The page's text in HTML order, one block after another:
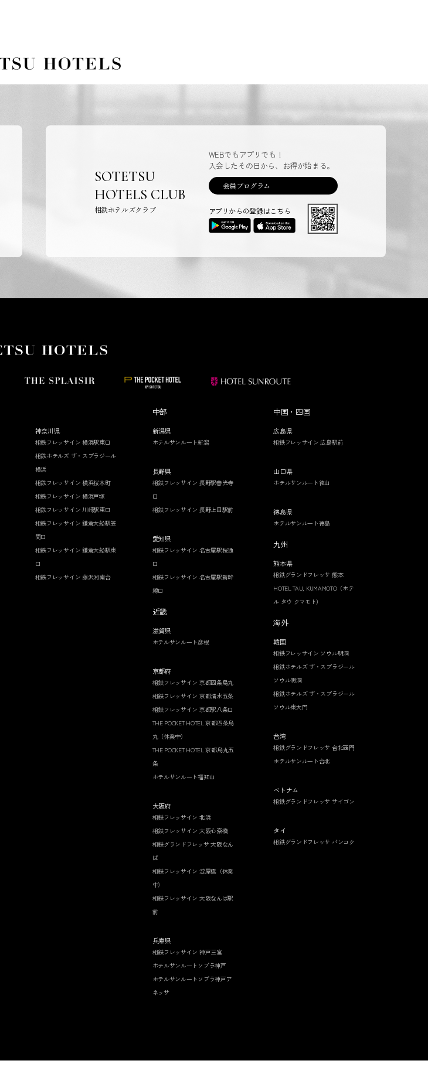
SOTETSU
HOTELS CLUB
相鉄ホテルズクラブ
WEBでもアプリでも！
入会したその日から、お得が始まる。
会員プログラム
アプリからの登録はこちら
神奈川県
相鉄フレッサイン 横浜駅東口
相鉄ホテルズ ザ・スプラジール
横浜
相鉄フレッサイン 横浜桜木町
相鉄フレッサイン 横浜戸塚
相鉄フレッサイン 川崎駅東口
相鉄フレッサイン 鎌倉大船駅笠
間口
相鉄フレッサイン 鎌倉大船駅東
口
相鉄フレッサイン 藤沢湘南台
中部
新潟県
ホテルサンルート新潟
長野県
相鉄フレッサイン 長野駅善光寺
口
相鉄フレッサイン 長野上田駅前
愛知県
相鉄フレッサイン 名古屋駅桜通
口
相鉄フレッサイン 名古屋駅新幹
線口
近畿
滋賀県
ホテルサンルート彦根
京都府
相鉄フレッサイン 京都四条烏丸
相鉄フレッサイン 京都清水五条
相鉄フレッサイン 京都駅八条口
THE POCKET HOTEL 京都四条烏
丸（休業中）
THE POCKET HOTEL 京都烏丸五
条
ホテルサンルート福知山
大阪府
相鉄フレッサイン 北浜
相鉄フレッサイン 大阪心斎橋
相鉄グランドフレッサ 大阪なん
ば
相鉄フレッサイン 淀屋橋（休業
中）
相鉄フレッサイン 大阪なんば駅
前
兵庫県
相鉄フレッサイン 神戸三宮
ホテルサンルートソプラ神戸
ホテルサンルートソプラ神戸ア
ネッサ
中国・四国
広島県
相鉄フレッサイン 広島駅前
山口県
ホテルサンルート徳山
徳島県
ホテルサンルート徳島
九州
熊本県
相鉄グランドフレッサ 熊本
HOTEL TAU, KUMAMOTO（ホテ
ル タウ クマモト）
海外
韓国
相鉄フレッサイン ソウル明洞
相鉄ホテルズ ザ・スプラジール
ソウル明洞
相鉄ホテルズ ザ・スプラジール
ソウル東大門
台湾
相鉄グランドフレッサ 台北西門
ホテルサンルート台北
ベトナム
相鉄グランドフレッサ サイゴン
タイ
相鉄グランドフレッサ バンコク